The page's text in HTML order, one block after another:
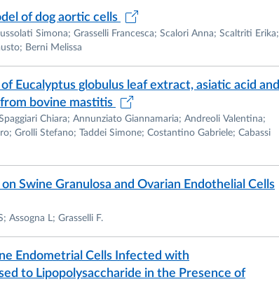
of dog aortic cells
Simona; Grasselli Francesca; Scalori Anna; Scaltriti Erika;
Berni Melissa
Eucalyptus globulus leaf extract, asiatic acid and
bovine mastitis
Chiara; Annunziato Giannamaria; Andreoli Valentina;
Grolli Stefano; Taddei Simone; Costantino Gabriele; Cabassi
Swine Granulosa and Ovarian Endothelial Cells
Assogna L; Grasselli F.
Endometrial Cells Infected with
to Lipopolysaccharide in the Presence of